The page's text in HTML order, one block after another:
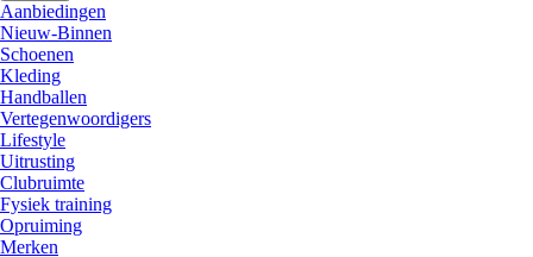
Aanbiedingen
Nieuw-Binnen
Schoenen
Kleding
Handballen
Vertegenwoordigers
Lifestyle
Uitrusting
Clubruimte
Fysiek training
Opruiming
Merken